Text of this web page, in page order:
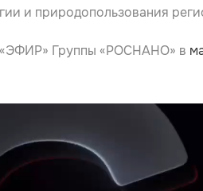
и природопользования
Группы «РОСНАНО» в